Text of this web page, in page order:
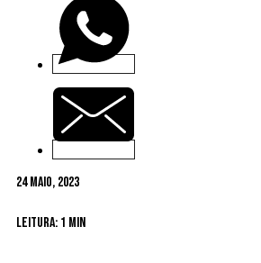
24 Maio, 2023
Leitura: 1 min